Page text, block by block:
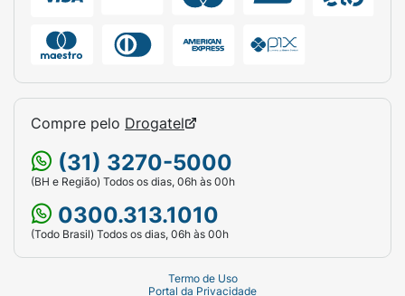
Compre pelo Drogatel
(31) 3270-5000
(BH e Região) Todos os dias, 06h às 00h
0300.313.1010
(Todo Brasil) Todos os dias, 06h às 00h
Termo de Uso
Portal da Privacidade